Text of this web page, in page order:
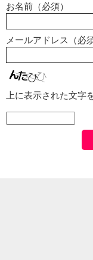
お名前（必須）
メールアドレス（必
上に表示された文字